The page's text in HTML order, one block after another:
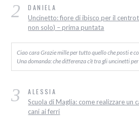
2 DANIELA
Uncinetto: fiore di ibisco per il
non solo) – prima puntata
Ciao cara Grazie mille per tutto quello che posti e
Una domanda: che differenza c’è tra gli uncinetti
3 ALESSIA
Scuola di Maglia: come realizzare un
cani ai ferri